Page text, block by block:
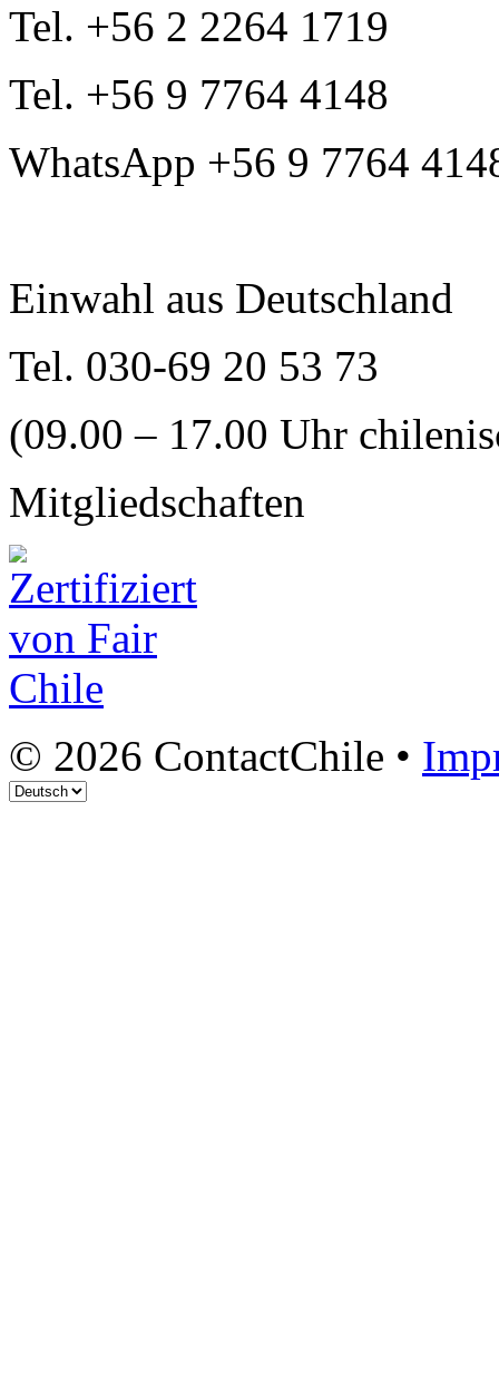
Tel. +56 2 2264 1719
Tel. +56 9 7764 4148
WhatsApp +56 9 7764
Einwahl aus Deutschland
Tel. 030-69 20 53 73
(09.00 – 17.00 Uhr
Mitgliedschaften
© 2026 ContactChile •